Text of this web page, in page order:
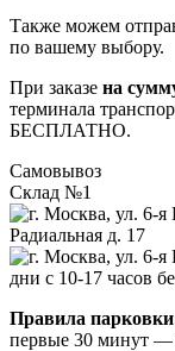
Также можем
по вашему выбору.
При заказе на
терминала
БЕСПЛАТНО.
Самовывоз
Склад №1
Радиальная д. 17
дни с 10-17 часов
Правила
первые 30 минут —